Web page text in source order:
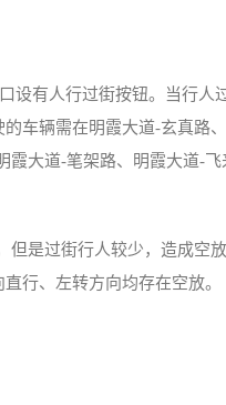
设有人行过街按钮。当行
车辆需在明霞大道-玄真路
大道-笔架路、明霞大道-飞
是过街行人较少，造成空
行、左转方向均存在空放。